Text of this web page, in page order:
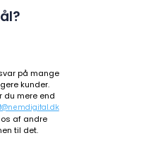
på mange
kunder.
du mere end
af andre
til det.